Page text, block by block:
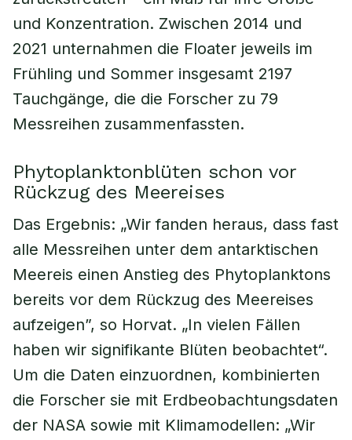
und Konzentration. Zwischen 2014 und
2021 unternahmen die Floater jeweils im
Frühling und Sommer insgesamt 2197
Tauchgänge, die die Forscher zu 79
Messreihen zusammenfassten.
Phytoplanktonblüten schon vor
Rückzug des Meereises
Das Ergebnis: „Wir fanden heraus, dass fast
alle Messreihen unter dem antarktischen
Meereis einen Anstieg des Phytoplanktons
bereits vor dem Rückzug des Meereises
aufzeigen”, so Horvat. „In vielen Fällen
haben wir signifikante Blüten beobachtet“.
Um die Daten einzuordnen, kombinierten
die Forscher sie mit Erdbeobachtungsdaten
der NASA sowie mit Klimamodellen: „Wir